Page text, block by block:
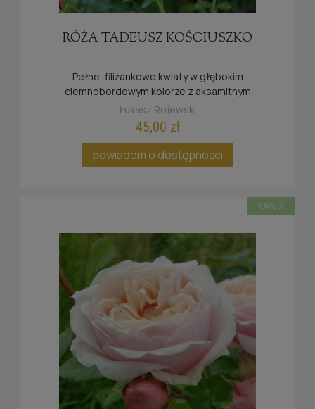
RÓŻA TADEUSZ KOŚCIUSZKO
Pełne, filiżankowe kwiaty w głębokim
ciemnobordowym kolorze z aksamitnym
połyskiem .
Łukasz Rojewski
45,00 zł
powiadom o dostępności
NOWOŚĆ